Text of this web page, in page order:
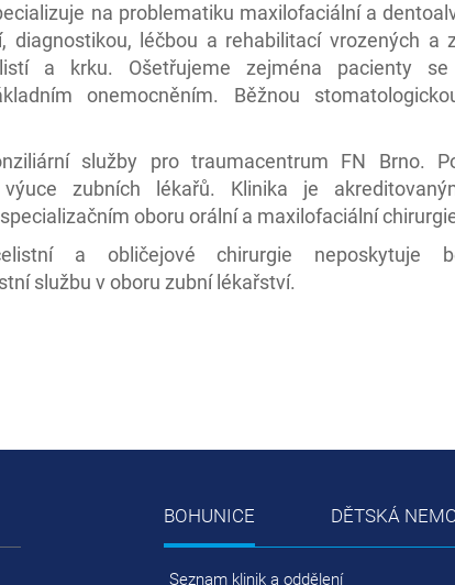
na problematiku maxilofaciální a
diagnostikou, léčbou a rehabilitací vrozených a
a krku. Ošetřujeme zejména pacienty se
onemocněním. Běžnou
služby pro traumacentrum FN Brno.
zubních lékařů. Klinika je
oboru orální a maxilofaciální
a obličejové chirurgie neposkytuje
službu v oboru zubní lékařství.
BOHUNICE DĚTSKÁ
Seznam klinik a oddělení